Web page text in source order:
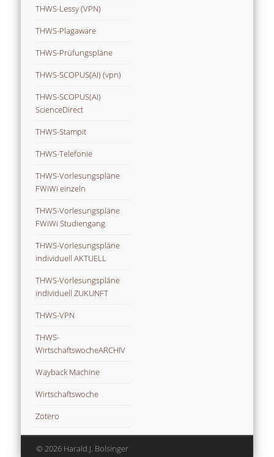
THWS-Lessy (VPN)
THWS-Plagaware
THWS-Prüfungspläne
THWS-SCOPUS(AI) (vpn)
THWS-SCOPUS(AI)
ScienceDirect
THWS-Stampit
THWS-Telefonie
THWS-Vorlesungspläne
FWiWi einzeln
THWS-Vorlesungspläne
FWiWi Studiengang
THWS-Vorlesungspläne
individuell AKTUELL
THWS-Vorlesungspläne
individuell ZUKUNFT
THWS-VPN
THWS-
WirtschaftswocheARCHIV
Wayback Machine
Wirtschaftswoche
Zotero
© 2026 Harald J. Bolsinger